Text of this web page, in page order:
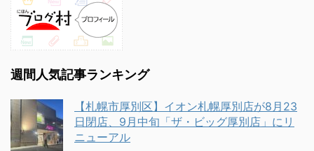
週間人気記事ランキング
【札幌市厚別区】イオン札幌厚別店が8月23
日閉店、9月中旬「ザ・ビッグ厚別店」にリ
ニューアル